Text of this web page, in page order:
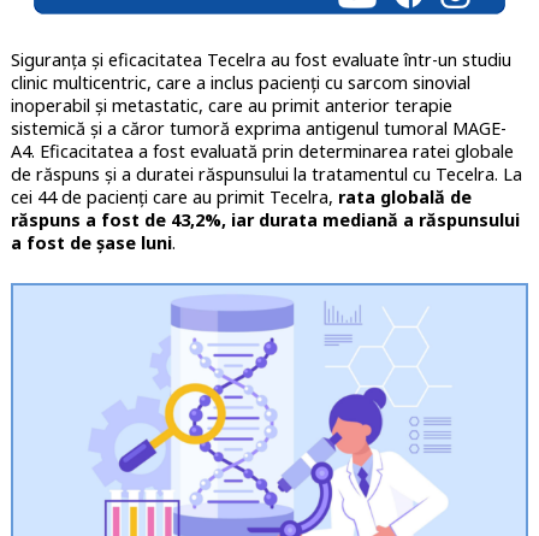
Siguranța și eficacitatea Tecelra au fost evaluate într-un studiu
clinic multicentric, care a inclus pacienți cu sarcom sinovial
inoperabil și metastatic, care au primit anterior terapie
sistemică și a căror tumoră exprima antigenul tumoral MAGE-
A4. Eficacitatea a fost evaluată prin determinarea ratei globale
de răspuns și a duratei răspunsului la tratamentul cu Tecelra. La
cei 44 de pacienți care au primit Tecelra, rata globală de
răspuns a fost de 43,2%, iar durata mediană a răspunsului
a fost de șase luni.